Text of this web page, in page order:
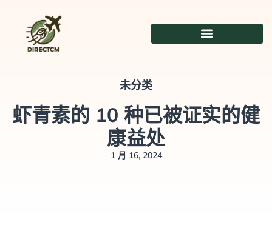
未分类
虾青素的 10 种已被证实的健
康益处
1 月 16, 2024